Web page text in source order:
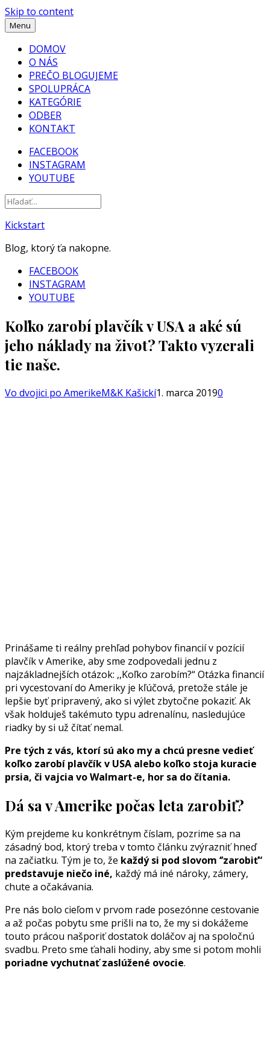
Skip to content
Menu
DOMOV
O NÁS
PREČO BLOGUJEME
SPOLUPRÁCA
KATEGÓRIE
ODBER
KONTAKT
FACEBOOK
INSTAGRAM
YOUTUBE
Kickstart
Blog, ktorý ťa nakopne.
FACEBOOK
INSTAGRAM
YOUTUBE
Koľko zarobí plavčík v USA a aké sú
jeho náklady na život? Takto vyzerali
tie naše.
Vo dvojici po AmerikeM&K Kašickí1. marca 20190
Prinášame ti reálny prehľad pohybov financií v pozícií
plavčík v Amerike, aby sme zodpovedali jednu z
najzákladnejších otázok: ,,Koľko zarobím?“ Otázka financií
pri vycestovaní do Ameriky je kľúčová, pretože stále je
lepšie byť pripravený, ako si výlet zbytočne pokaziť. Ak
však holduješ takémuto typu adrenalínu, nasledujúce
riadky by si už čítať nemal.
Pre tých z vás, ktorí sú ako my a chcú presne vedieť
koľko zarobí plavčík v USA alebo koľko stoja kuracie
prsia, či vajcia vo Walmart-e, hor sa do čítania.
Dá sa v Amerike počas leta zarobiť?
Kým prejdeme ku konkrétnym číslam, pozrime sa na
zásadný bod, ktorý treba v tomto článku zvýrazniť hneď
na začiatku. Tým je to, že každý si pod slovom ‘’zarobiť“
predstavuje niečo iné, každý má iné nároky, zámery,
chute a očakávania.
Pre nás bolo cieľom v prvom rade posezónne cestovanie
a až počas pobytu sme prišli na to, že my si dokážeme
touto prácou našporiť dostatok doláčov aj na spoločnú
svadbu. Preto sme ťahali hodiny, aby sme si potom mohli
poriadne vychutnať zaslúžené ovocie.